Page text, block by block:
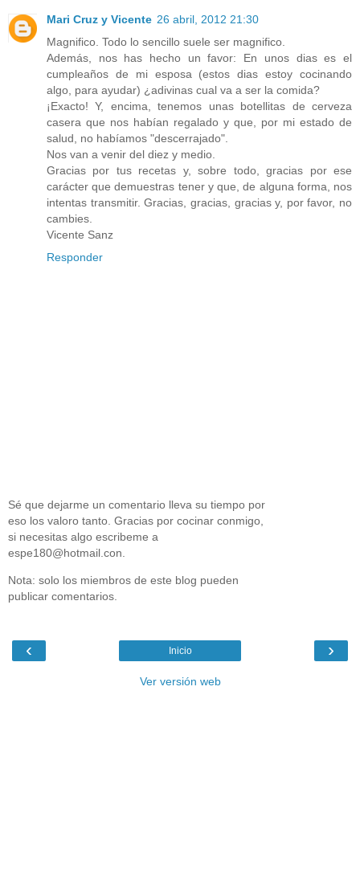
Mari Cruz y Vicente 26 abril, 2012 21:30
Magnifico. Todo lo sencillo suele ser magnifico.
Además, nos has hecho un favor: En unos dias es el
cumpleaños de mi esposa (estos dias estoy cocinando
algo, para ayudar) ¿adivinas cual va a ser la comida?
¡Exacto! Y, encima, tenemos unas botellitas de cerveza
casera que nos habían regalado y que, por mi estado de
salud, no habíamos "descerrajado".
Nos van a venir del diez y medio.
Gracias por tus recetas y, sobre todo, gracias por ese
carácter que demuestras tener y que, de alguna forma, nos
intentas transmitir. Gracias, gracias, gracias y, por favor, no
cambies.
Vicente Sanz
Responder
Sé que dejarme un comentario lleva su tiempo por
eso los valoro tanto. Gracias por cocinar conmigo,
si necesitas algo escribeme a
espe180@hotmail.con.
Nota: solo los miembros de este blog pueden
publicar comentarios.
‹ ›
Inicio
Ver versión web